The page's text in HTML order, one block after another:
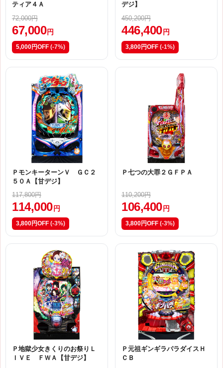
ティア４Ａ
72,000円
67,000 円
5,000円OFF (-7%)
デジ】
450,200円
446,400 円
3,800円OFF (-1%)
ＰモンキーターンＶ ＧＣ２
５０Ａ【甘デジ】
117,800円
114,000 円
3,800円OFF (-3%)
Ｐ七つの大罪２ＧＦＰＡ
110,200円
106,400 円
3,800円OFF (-3%)
Ｐ地獄少女きくりのお祭りＬ
ＩＶＥ ＦＷＡ【甘デジ】
Ｐ元祖ギンギラパラダイスＨ
ＣＢ